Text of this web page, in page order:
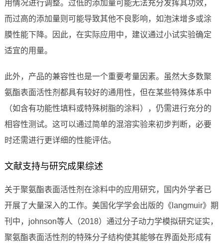
用情况进行调整。过低的添加量可能无法充分发挥其功效，
而过高的添加量则可能导致其他不良影响，如泡沫增多或涂
膜性能下降。因此，在实际应用中，建议通过小试实验确定
适宜的用量。
此外，产品的兼容性也是一个重要考量因素。虽然大多数聚
氨酯表面活性剂都具有较好的通用性，但在某些特殊体系中
（如含有功能性填料或特殊树脂的涂料），仍需进行充分的
相容性测试。这可以通过简单的混溶实验来初步判断，必要
时还需进行更详细的性能评估。
文献支持与研究成果综述
关于聚氨酯表面活性剂在涂料中的应用研究，国内外学者已
开展了大量深入的工作。美国化学学会出版的《langmuir》期
刊中，johnson等人（2018）通过分子动力学模拟研究证实，
聚氨酯表面活性剂的特殊分子结构使其能够在界面处形成有